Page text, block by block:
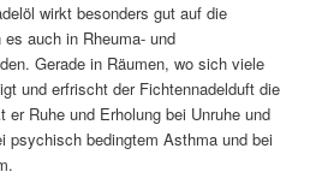
wirkt besonders gut auf die
auch in Rheuma- und
Gerade in Räumen, wo sich viele
und erfrischt der Fichtennadelduft die
Ruhe und Erholung bei Unruhe und
psychisch bedingtem Asthma und bei